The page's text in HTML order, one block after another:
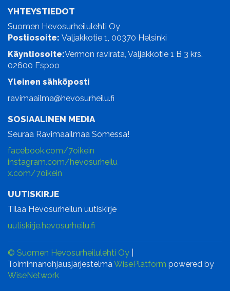
YHTEYSTIEDOT
Suomen Hevosurheilulehti Oy
Postiosoite: Valjakkotie 1, 00370 Helsinki
Käyntiosoite:Vermon ravirata, Valjakkotie 1 B 3 krs.
02600 Espoo
Yleinen sähköposti
ravimaailma@hevosurheilu.fi
SOSIAALINEN MEDIA
Seuraa Ravimaailmaa Somessa!
facebook.com/7oikein
instagram.com/hevosurheilu
x.com/7oikein
UUTISKIRJE
Tilaa Hevosurheilun uutiskirje
uutiskirje.hevosurheilu.fi
© Suomen Hevosurheilulehti Oy
ToiminnanohjausjärjestelmäWisePlatform powered by
WiseNetwork